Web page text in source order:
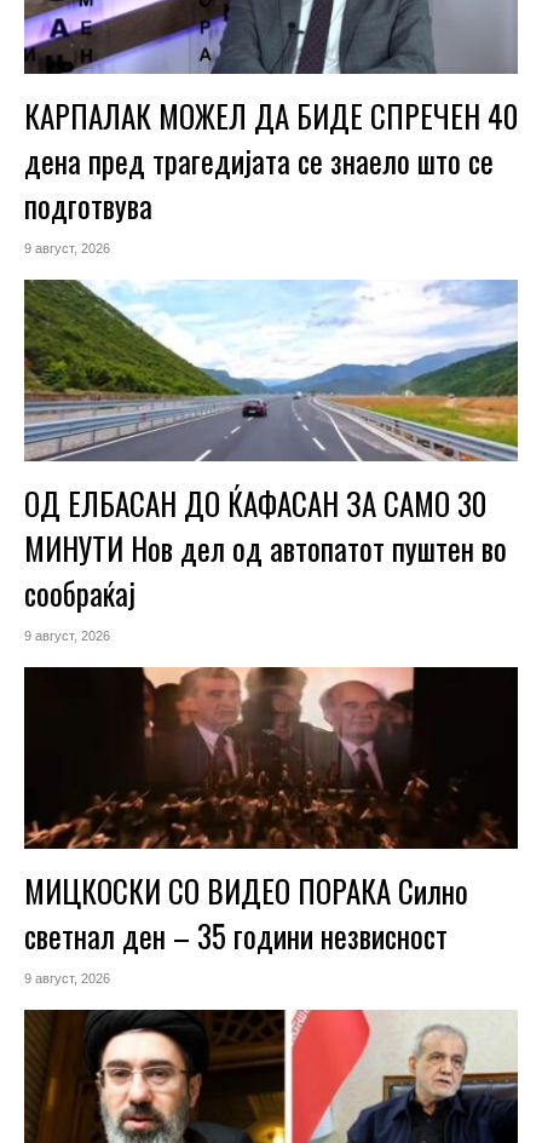
КАРПАЛАК МОЖЕЛ ДА БИДЕ СПРЕЧЕН 40
дена пред трагедијата се знаело што се
подготвува
9 август, 2026
ОД ЕЛБАСАН ДО ЌАФАСАН ЗА САМО 30
МИНУТИ Нов дел од автопатот пуштен во
сообраќај
9 август, 2026
МИЦКОСКИ СО ВИДЕО ПОРАКА Силно
светнал ден – 35 години незвисност
9 август, 2026